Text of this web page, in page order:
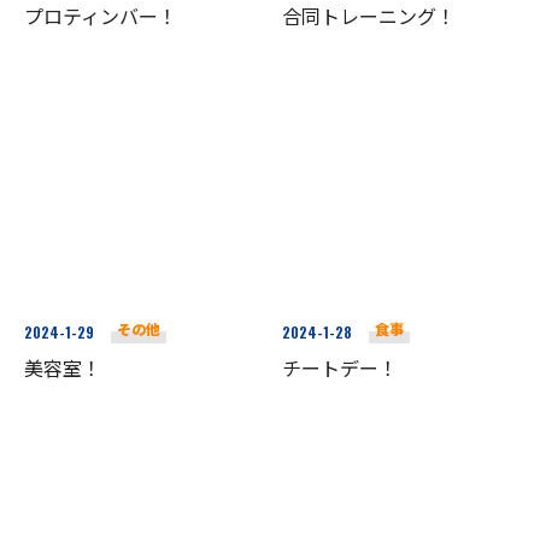
プロティンバー！ 合同トレーニング！
2024-1-29 その他
美容室！
2024-1-28 食事
チートデー！